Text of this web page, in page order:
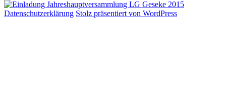
Datenschutzerklärung Stolz präsentiert von WordPress